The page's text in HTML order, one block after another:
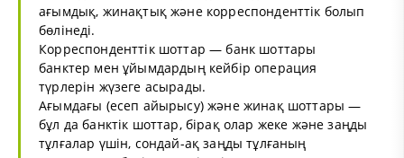
ағымдық, жинақтық және корреспонденттік болып
бөлінеді.
Корреспонденттік шоттар — банк шоттары
банктер мен ұйымдардың кейбір операция
түрлерін жүзеге асырады.
Ағымдағы (есеп айырысу) және жинақ шоттары —
бұл да банктік шоттар, бірақ олар жеке және заңды
тұлғалар үшін, сондай-ақ заңды тұлғаның